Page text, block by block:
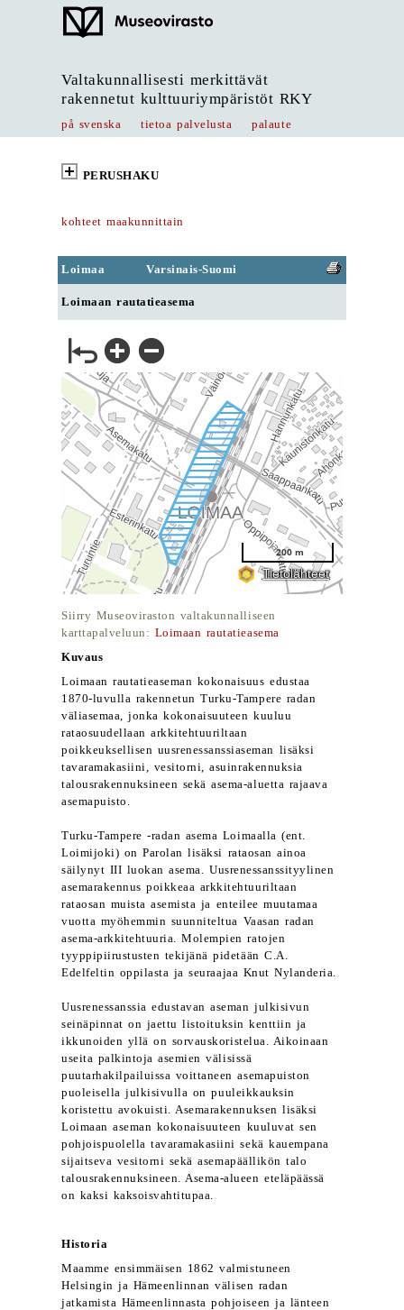
Valtakunnallisesti merkittävät
rakennetut kulttuuriympäristöt RKY
på svenska tietoa palvelusta palaute
PERUSHAKU
kohteet maakunnittain
Loimaa Varsinais-Suomi
Loimaan rautatieasema
Siirry Museoviraston valtakunnalliseen
karttapalveluun: Loimaan rautatieasema
Kuvaus
Loimaan rautatieaseman kokonaisuus edustaa
1870-luvulla rakennetun Turku-Tampere radan
väliasemaa, jonka kokonaisuuteen kuuluu
rataosuudellaan arkkitehtuuriltaan
poikkeuksellisen uusrenessanssiaseman lisäksi
tavaramakasiini, vesitorni, asuinrakennuksia
talousrakennuksineen sekä asema-aluetta rajaava
asemapuisto.
Turku-Tampere -radan asema Loimaalla (ent.
Loimijoki) on Parolan lisäksi rataosan ainoa
säilynyt III luokan asema. Uusrenessanssityylinen
asemarakennus poikkeaa arkkitehtuuriltaan
rataosan muista asemista ja enteilee muutamaa
vuotta myöhemmin suunniteltua Vaasan radan
asema-arkkitehtuuria. Molempien ratojen
tyyppipiirustusten tekijänä pidetään C.A.
Edelfeltin oppilasta ja seuraajaa Knut Nylanderia.
Uusrenessanssia edustavan aseman julkisivun
seinäpinnat on jaettu listoituksin kenttiin ja
ikkunoiden yllä on sorvauskoristelua. Aikoinaan
useita palkintoja asemien välisissä
puutarhakilpailuissa voittaneen asemapuiston
puoleisella julkisivulla on puuleikkauksin
koristettu avokuisti. Asemarakennuksen lisäksi
Loimaan aseman kokonaisuuteen kuuluvat sen
pohjoispuolella tavaramakasiini sekä kauempana
sijaitseva vesitorni sekä asemapäällikön talo
talousrakennuksineen. Asema-alueen eteläpäässä
on kaksi kaksoisvahtitupaa.
Historia
Maamme ensimmäisen 1862 valmistuneen
Helsingin ja Hämeenlinnan välisen radan
jatkamista Hämeenlinnasta pohjoiseen ja länteen